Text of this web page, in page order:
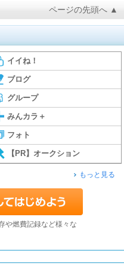
ページの先頭へ ▲
イイね！
ブログ
グループ
みんカラ＋
フォト
【PR】オークション
もっと見る
や燃費記録など様々な